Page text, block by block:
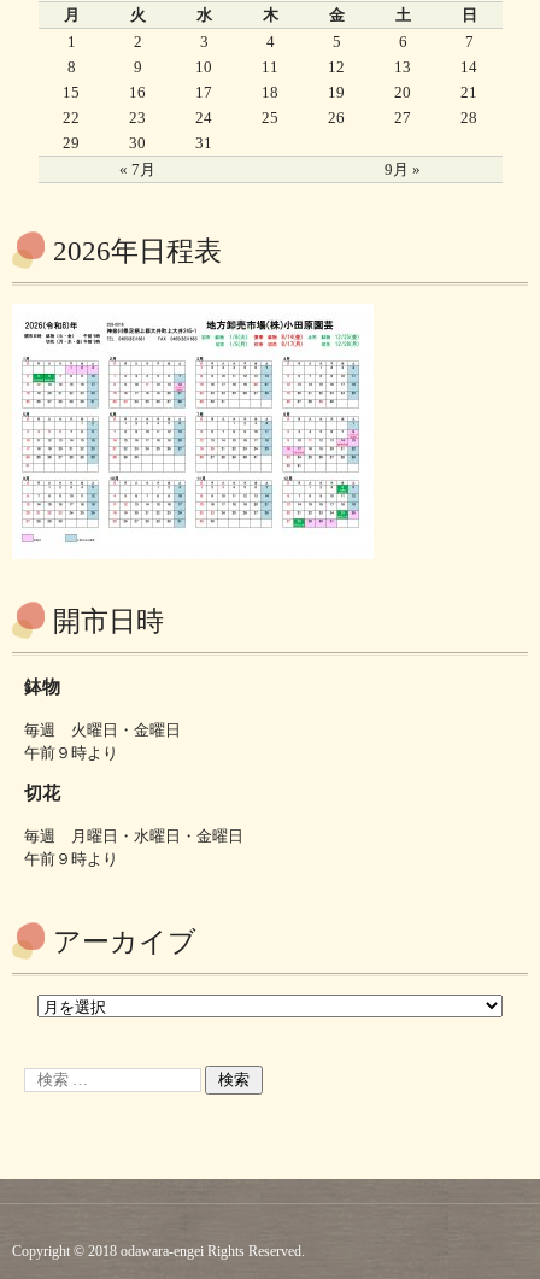
月
火 水 木 金 土 日
« 7月 9月 »
1 2 3 4 5 6
7
8
9 10 11 12 13
14
15
16 17 18 19 20
21
22
23 24 25 26 27
28
29
30 31
2026年日程表
開市日時
鉢物
毎週 火曜日・金曜日
午前９時より
切花
毎週 月曜日・水曜日・金曜日
午前９時より
アーカイブ
Copyright © 2018 odawara-engei Rights Reserved.